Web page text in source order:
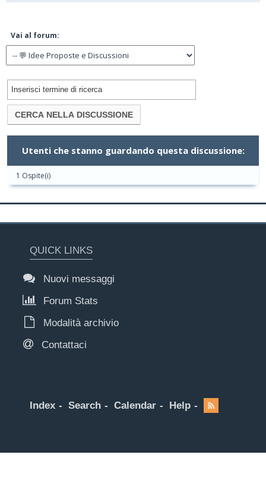
Vai al forum:
Utenti che stanno guardando questa discussione:
1 Ospite(i)
QUICK LINKS
Nuovi messaggi
Forum Stats
Modalità archivio
Contattaci
Index Search Calendar Help